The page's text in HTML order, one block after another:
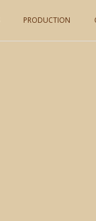
PRODUCTION